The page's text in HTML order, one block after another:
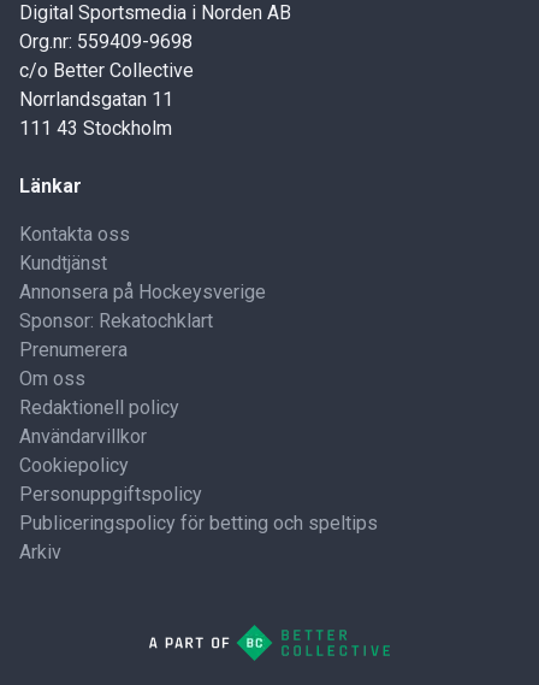
Digital Sportsmedia i Norden AB
Org.nr: 559409-9698
c/o Better Collective
Norrlandsgatan 11
111 43 Stockholm
Länkar
Kontakta oss
Kundtjänst
Annonsera på Hockeysverige
Sponsor: Rekatochklart
Prenumerera
Om oss
Redaktionell policy
Användarvillkor
Cookiepolicy
Personuppgiftspolicy
Publiceringspolicy för betting och speltips
Arkiv